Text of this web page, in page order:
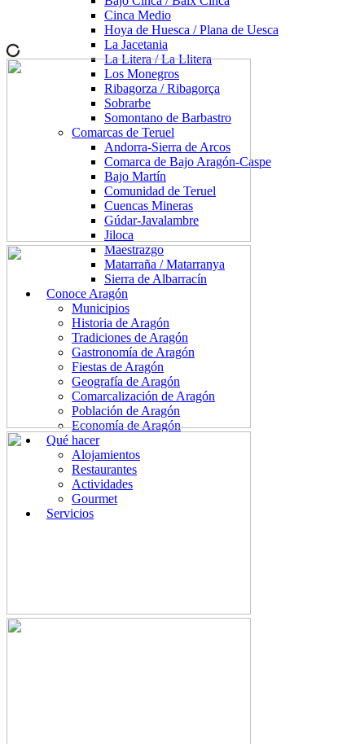
Cinca Medio
Hoya de Huesca / Plana de Uesca
La Jacetania
La Litera / La Llitera
Los Monegros
Ribagorza / Ribagorça
Sobrarbe
Somontano de Barbastro
Comarcas de Teruel
Andorra-Sierra de Arcos
Comarca de Bajo Aragón-Caspe
Bajo Martín
Comunidad de Teruel
Cuencas Mineras
Gúdar-Javalambre
Jiloca
Maestrazgo
Matarraña / Matarranya
Sierra de Albarracín
Conoce Aragón
Municipios
Historia de Aragón
Tradiciones de Aragón
Gastronomía de Aragón
Fiestas de Aragón
Geografía de Aragón
Comarcalización de Aragón
Población de Aragón
Economía de Aragón
Qué hacer
Alojamientos
Restaurantes
Actividades
Gourmet
Servicios